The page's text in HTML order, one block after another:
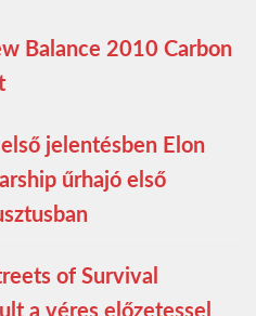
Balance 2010 Carbon
jelentésben Elon
űrhajó első
of Survival
a véres előzetessel